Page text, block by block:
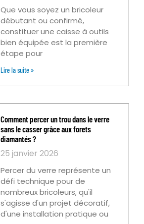
Que vous soyez un bricoleur
débutant ou confirmé,
constituer une caisse à outils
bien équipée est la première
étape pour
Lire la suite »
Comment percer un trou dans le verre
sans le casser grâce aux forets
diamantés ?
25 janvier 2026
Percer du verre représente un
défi technique pour de
nombreux bricoleurs, qu'il
s'agisse d'un projet décoratif,
d'une installation pratique ou